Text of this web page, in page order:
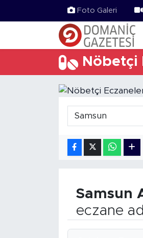
Foto Galeri
Nöbetçi
Samsun
eczane